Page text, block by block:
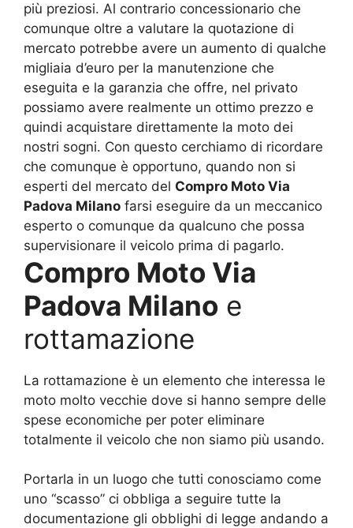
più preziosi. Al contrario concessionario che
comunque oltre a valutare la quotazione di
mercato potrebbe avere un aumento di qualche
migliaia d’euro per la manutenzione che
eseguita e la garanzia che offre, nel privato
possiamo avere realmente un ottimo prezzo e
quindi acquistare direttamente la moto dei
nostri sogni. Con questo cerchiamo di ricordare
che comunque è opportuno, quando non si
esperti del mercato del Compro Moto Via
Padova Milano farsi eseguire da un meccanico
esperto o comunque da qualcuno che possa
supervisionare il veicolo prima di pagarlo.
Compro Moto Via
Padova Milano e
rottamazione
La rottamazione è un elemento che interessa le
moto molto vecchie dove si hanno sempre delle
spese economiche per poter eliminare
totalmente il veicolo che non siamo più usando.
Portarla in un luogo che tutti conosciamo come
uno “scasso” ci obbliga a seguire tutte la
documentazione gli obblighi di legge andando a